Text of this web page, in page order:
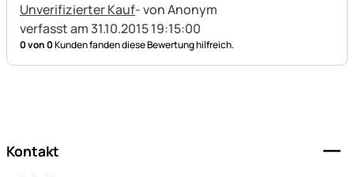
Unverifizierter Kauf- von Anonym
verfasst am 31.10.2015 19:15:00
0 von 0Kunden fanden diese Bewertung hilfreich.
Kontakt